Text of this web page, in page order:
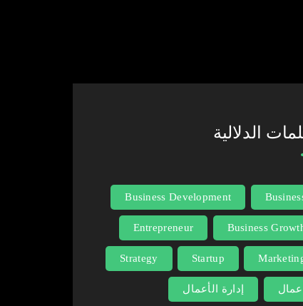
الدلالية
Business Development
Business
Entrepreneur
Startup
Strategy
أعمال إدارة الأعمال